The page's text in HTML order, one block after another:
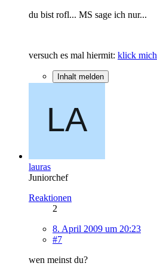
du bist rofl... MS sage ich nur...
versuch es mal hiermit: klick mich
Inhalt melden
lauras
Juniorchef
Reaktionen
2
8. April 2009 um 20:23
#7
wen meinst du?